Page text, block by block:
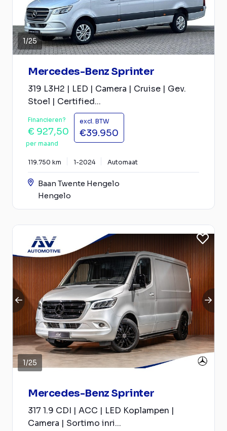
1/25
Mercedes-Benz Sprinter
319 L3H2 | LED | Camera | Cruise | Gev.
Stoel | Certified...
Financieren?
€ 927,50
per maand
excl. BTW
€39.950
119.750 km 1-2024 Automaat
Baan Twente Hengelo
Hengelo
1/25
Mercedes-Benz Sprinter
317 1.9 CDI | ACC | LED Koplampen |
Camera | Sortimo inri...